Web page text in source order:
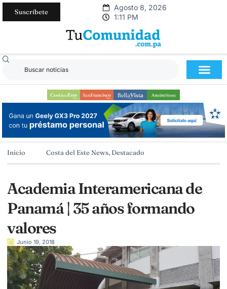
Suscríbete
Agosto 8, 2026
1:11 PM
Inicio Costa del Este News, Destacado
Academia Interamericana de
Panamá | 35 años formando
valores
Junio 19, 2018